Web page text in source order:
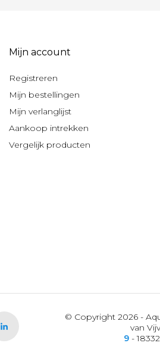
Mijn account
Registreren
Mijn bestellingen
Mijn verlanglijst
Aankoop intrekken
Vergelijk producten
© Copyright 2026 -
van
9 -